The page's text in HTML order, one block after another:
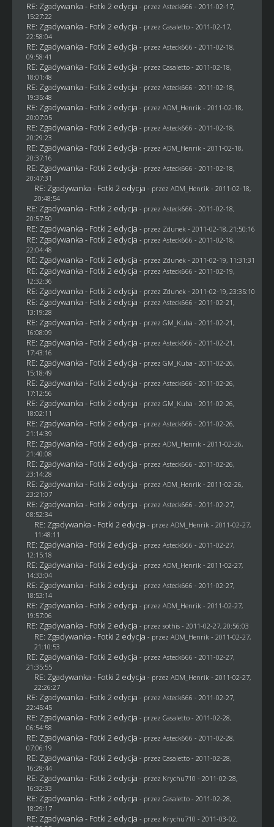
RE: Zgadywanka - Fotki 2 edycja - przez Asteck666 - 2011-02-17,
15:27:22
RE: Zgadywanka - Fotki 2 edycja - przez Casaletto- 2011-02-17,
22:58:04
RE: Zgadywanka - Fotki 2 edycja - przez Asteck666 - 2011-02-18,
09:58:41
RE: Zgadywanka - Fotki 2 edycja - przez Casaletto- 2011-02-18,
18:01:48
RE: Zgadywanka - Fotki 2 edycja - przez Asteck666 - 2011-02-18,
19:35:48
RE: Zgadywanka - Fotki 2 edycja - przez ADM_Henrik - 2011-02-18,
20:07:05
RE: Zgadywanka - Fotki 2 edycja - przez Asteck666 - 2011-02-18,
20:29:23
RE: Zgadywanka - Fotki 2 edycja - przez ADM_Henrik - 2011-02-18,
20:37:16
RE: Zgadywanka - Fotki 2 edycja - przez Asteck666 - 2011-02-18,
20:47:31
RE: Zgadywanka - Fotki 2 edycja - przez ADM_Henrik - 2011-02-18,
20:48:54
RE: Zgadywanka - Fotki 2 edycja - przez Asteck666 - 2011-02-18,
20:57:50
RE: Zgadywanka - Fotki 2 edycja - przez Zdunek - 2011-02-18, 21:50:16
RE: Zgadywanka - Fotki 2 edycja - przez Asteck666 - 2011-02-18,
22:04:48
RE: Zgadywanka - Fotki 2 edycja - przez Zdunek - 2011-02-19, 11:31:31
RE: Zgadywanka - Fotki 2 edycja - przez Asteck666 - 2011-02-19,
12:32:36
RE: Zgadywanka - Fotki 2 edycja - przez Zdunek - 2011-02-19, 23:35:10
RE: Zgadywanka - Fotki 2 edycja - przez Asteck666 - 2011-02-21,
13:19:28
RE: Zgadywanka - Fotki 2 edycja - przez GM_Kuba - 2011-02-21,
16:08:09
RE: Zgadywanka - Fotki 2 edycja - przez Asteck666 - 2011-02-21,
17:43:16
RE: Zgadywanka - Fotki 2 edycja - przez GM_Kuba - 2011-02-26,
15:18:49
RE: Zgadywanka - Fotki 2 edycja - przez Asteck666 - 2011-02-26,
17:12:56
RE: Zgadywanka - Fotki 2 edycja - przez GM_Kuba - 2011-02-26,
18:02:11
RE: Zgadywanka - Fotki 2 edycja - przez Asteck666 - 2011-02-26,
21:14:39
RE: Zgadywanka - Fotki 2 edycja - przez ADM_Henrik - 2011-02-26,
21:40:08
RE: Zgadywanka - Fotki 2 edycja - przez Asteck666 - 2011-02-26,
23:14:28
RE: Zgadywanka - Fotki 2 edycja - przez ADM_Henrik - 2011-02-26,
23:21:07
RE: Zgadywanka - Fotki 2 edycja - przez Asteck666 - 2011-02-27,
08:52:34
RE: Zgadywanka - Fotki 2 edycja - przez ADM_Henrik - 2011-02-27,
11:48:11
RE: Zgadywanka - Fotki 2 edycja - przez Asteck666 - 2011-02-27,
12:15:18
RE: Zgadywanka - Fotki 2 edycja - przez ADM_Henrik - 2011-02-27,
14:33:04
RE: Zgadywanka - Fotki 2 edycja - przez Asteck666 - 2011-02-27,
18:53:14
RE: Zgadywanka - Fotki 2 edycja - przez ADM_Henrik - 2011-02-27,
19:57:06
RE: Zgadywanka - Fotki 2 edycja - przez sothis- 2011-02-27, 20:56:03
RE: Zgadywanka - Fotki 2 edycja - przez ADM_Henrik - 2011-02-27,
21:10:53
RE: Zgadywanka - Fotki 2 edycja - przez Asteck666 - 2011-02-27,
21:35:55
RE: Zgadywanka - Fotki 2 edycja - przez ADM_Henrik - 2011-02-27,
22:26:27
RE: Zgadywanka - Fotki 2 edycja - przez Asteck666 - 2011-02-27,
22:45:45
RE: Zgadywanka - Fotki 2 edycja - przez Casaletto- 2011-02-28,
06:54:58
RE: Zgadywanka - Fotki 2 edycja - przez Asteck666 - 2011-02-28,
07:06:19
RE: Zgadywanka - Fotki 2 edycja - przez Casaletto- 2011-02-28,
16:28:44
RE: Zgadywanka - Fotki 2 edycja - przez Krychu710 - 2011-02-28,
16:32:33
RE: Zgadywanka - Fotki 2 edycja - przez Casaletto- 2011-02-28,
18:29:17
RE: Zgadywanka - Fotki 2 edycja - przez Krychu710 - 2011-03-02,